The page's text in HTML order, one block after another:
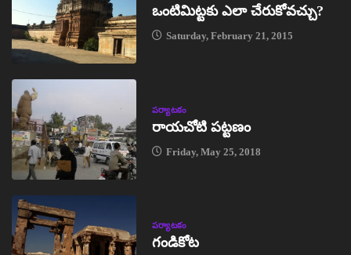
ఒంటిమిట్టకు ఎలా చేరుకోవచ్చు?
Saturday, February 21, 2015
పర్యాటకం
రాయచోటి పట్టణం
Friday, May 25, 2018
పర్యాటకం
గండికోట